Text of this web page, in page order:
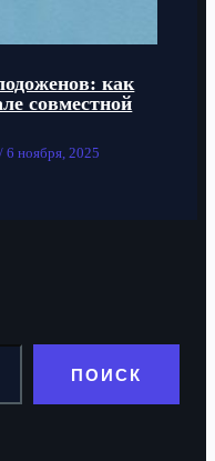
как
совместной
/6 ноября, 2025
ПОИСК